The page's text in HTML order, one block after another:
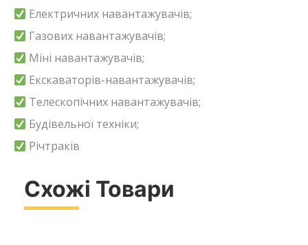
Електричних навантажувачів;
Газових навантажувачів;
Міні навантажувачів;
Екскаваторів-навантажувачів;
Телескопічних навантажувачів;
Будівельної техніки;
Річтраків
Схожі Товари